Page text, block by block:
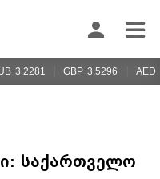
3.2281 GBP 3.5296 AED
საქართველო